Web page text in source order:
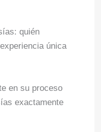
quién
única
en su proceso
exactamente